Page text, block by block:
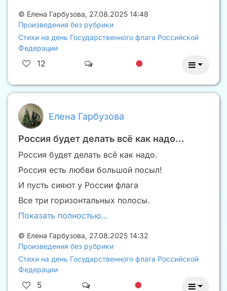
© Елена Гарбузова, 27.08.2025 14:48
Произведения без рубрики
Стихи на день Государственного флага Российской
Федерации
12
Елена Гарбузова
Россия будет делать всë как надо...
Россия будет делать всë как надо.
Россия есть любви большой посыл!
И пусть сияют у России флага
Все три горизонтальных полосы.
Показать полностью…
© Елена Гарбузова, 27.08.2025 14:32
Произведения без рубрики
Стихи на день Государственного флага Российской
Федерации
5